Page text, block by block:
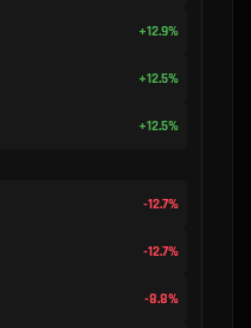
+12.9%
+12.5%
+12.5%
-12.7%
-12.7%
-8.8%